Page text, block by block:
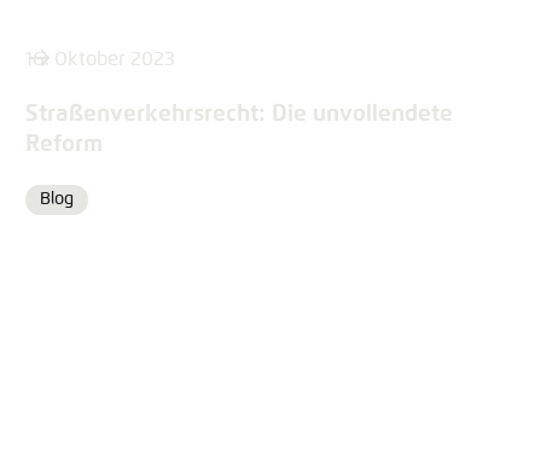
16. Oktober 2023
Straßenverkehrsrecht: Die unvollendete
Reform
Format
Blog